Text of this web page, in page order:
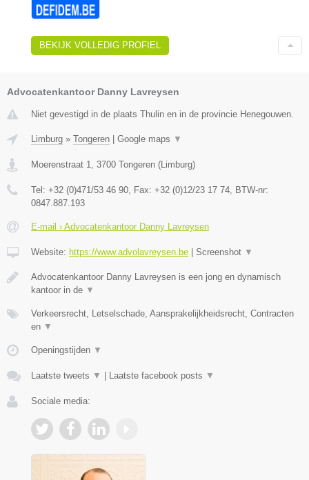
BEKIJK VOLLEDIG PROFIEL
Advocatenkantoor Danny Lavreysen
Niet gevestigd in de plaats Thulin en in de provincie Henegouwen.
Limburg » Tongeren Google maps ▼
Moerenstraat 1 3700 Tongeren ( Limburg)
Tel: +32 (0)471/53 46 90 , Fax: +32 (0)12/23 17 74 , BTW-nr:
0847.887.193
E-mail › Advocatenkantoor Danny Lavreysen
Website: https://www.advolavreysen.be Screenshot ▼
Advocatenkantoor Danny Lavreysen is een jong en dynamisch
kantoor in de ▼
Verkeersrecht, Letselschade, Aansprakelijkheidsrecht, Contracten
en ▼
Openingstijden ▼
Laatste tweets ▼ Laatste facebook posts ▼
Sociale media: